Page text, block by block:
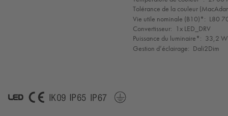
Tolérance de la couleur
Vie utile nominale (B10)*: L80
Convertisseur: 1x LED_DRV
Puissance du luminaire*: 33,2 W
Gestion d’éclairage: Dali2Dim